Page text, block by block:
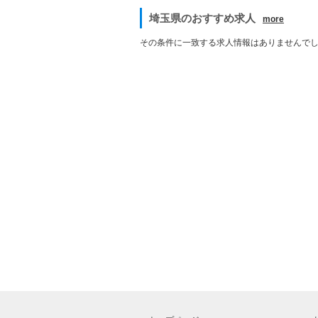
埼玉県のおすすめ求人 more
その条件に一致する求人情報はありませんで